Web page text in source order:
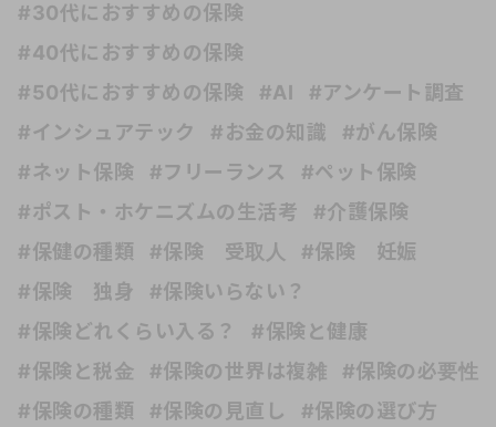
#30代におすすめの保険
#40代におすすめの保険
#50代におすすめの保険
#AI
#アンケート調査
#インシュアテック
#お金の知識
#がん保険
#ネット保険
#フリーランス
#ペット保険
#ポスト・ホケニズムの生活考
#介護保険
#保健の種類
#保険 受取人
#保険 妊娠
#保険 独身
#保険いらない？
#保険どれくらい入る？
#保険と健康
#保険と税金
#保険の世界は複雑
#保険の必要性
#保険の種類
#保険の見直し
#保険の選び方